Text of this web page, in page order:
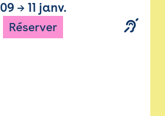
09→ 11 janv.
Réserver